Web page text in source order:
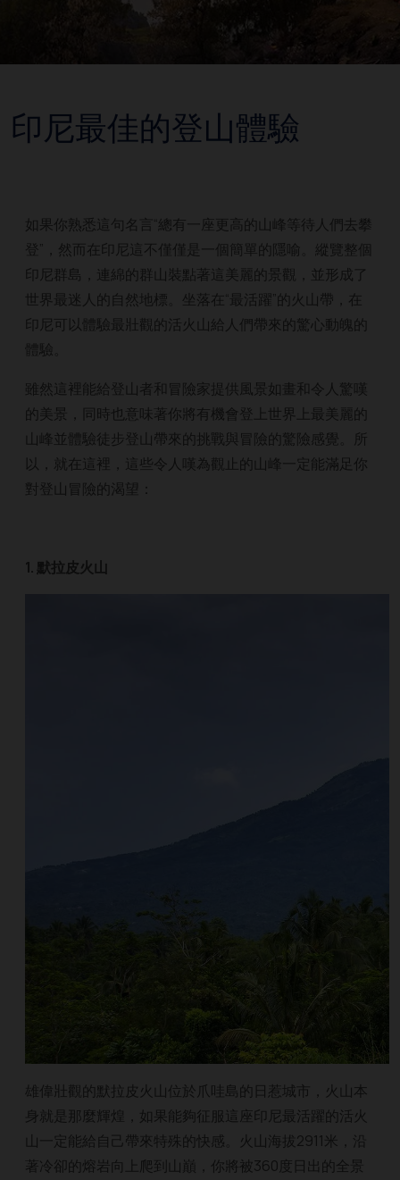
印尼最佳的登山體驗
如果你熟悉這句名言“總有一座更高的山峰等待人們去攀
登”，然而在印尼這不僅僅是一個簡單的隱喻。縱覽整個
印尼群島，連綿的群山裝點著這美麗的景觀，並形成了
世界最迷人的自然地標。坐落在“最活躍”的火山帶，在
印尼可以體驗最壯觀的活火山給人們帶來的驚心動魄的
體驗。
雖然這裡能給登山者和冒險家提供風景如畫和令人驚嘆
的美景，同時也意味著你將有機會登上世界上最美麗的
山峰並體驗徒步登山帶來的挑戰與冒險的驚險感覺。所
以，就在這裡，這些令人嘆為觀止的山峰一定能滿足你
對登山冒險的渴望：
1. 默拉皮火山
雄偉壯觀的默拉皮火山位於爪哇島的日惹城市，火山本
身就是那麼輝煌，如果能夠征服這座印尼最活躍的活火
山一定能給自己帶來特殊的快感。火山海拔2911米，沿
著冷卻的熔岩向上爬到山巔，你將被360度日出的全景